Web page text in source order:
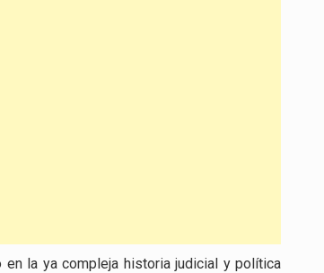
la ya compleja historia judicial y política